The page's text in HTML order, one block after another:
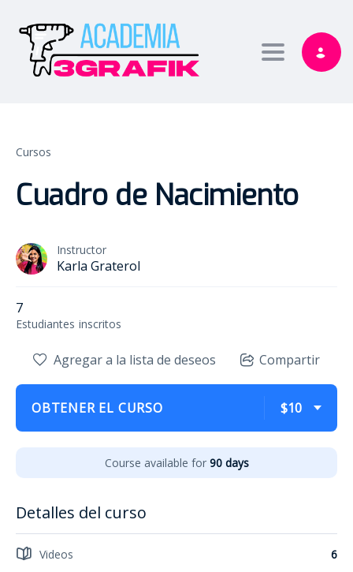
Toggle
Cursos
Cuadro de Nacimiento
Instructor
Karla Graterol
7
Estudiantes inscritos
Agregar a la lista de deseos Compartir
OBTENER EL CURSO $10
Course available for 90 days
Detalles del curso
Videos 6